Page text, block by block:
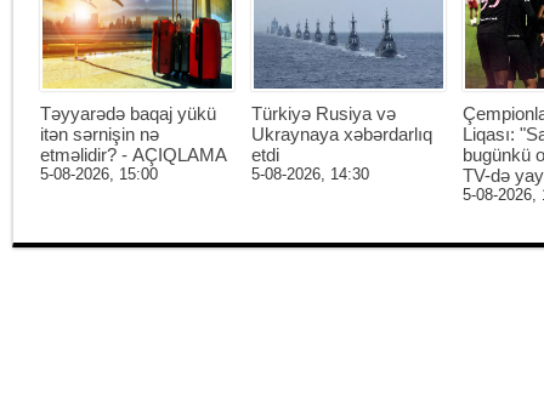
Təyyarədə baqaj yükü
itən sərnişin nə
etməlidir? - AÇIQLAMA
5-08-2026, 15:00
Türkiyə Rusiya və
Ukraynaya xəbərdarlıq
etdi
5-08-2026, 14:30
Liqası:
bugünkü
TV-də
5-08-2026,